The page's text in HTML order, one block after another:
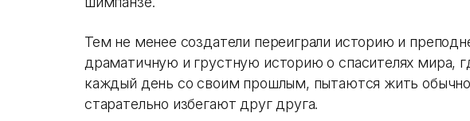
Тем не менее создатели переиграли историю и
драматичную и грустную историю о спасителях мира,
каждый день со своим прошлым, пытаются жить
старательно избегают друг друга.